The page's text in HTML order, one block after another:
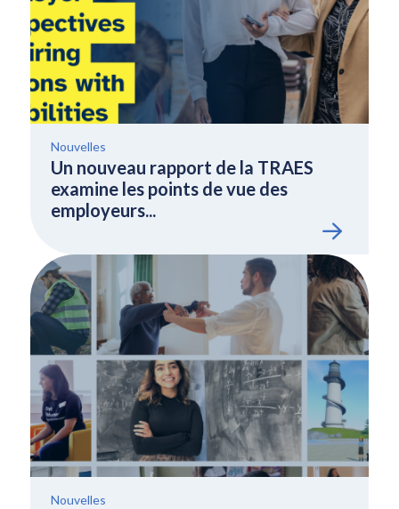
Nouvelles
Un nouveau rapport de la TRAES
examine les points de vue des
employeurs...
Nouvelles